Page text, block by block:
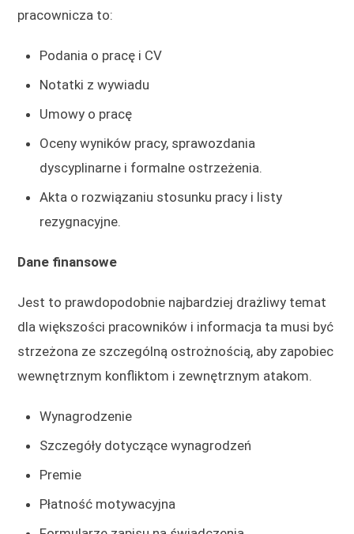
pracownicza to:
Podania o pracę i CV
Notatki z wywiadu
Umowy o pracę
Oceny wyników pracy, sprawozdania
dyscyplinarne i formalne ostrzeżenia.
Akta o rozwiązaniu stosunku pracy i listy
rezygnacyjne.
Dane finansowe
Jest to prawdopodobnie najbardziej drażliwy temat
dla większości pracowników i informacja ta musi być
strzeżona ze szczególną ostrożnością, aby zapobiec
wewnętrznym konfliktom i zewnętrznym atakom.
Wynagrodzenie
Szczegóły dotyczące wynagrodzeń
Premie
Płatność motywacyjna